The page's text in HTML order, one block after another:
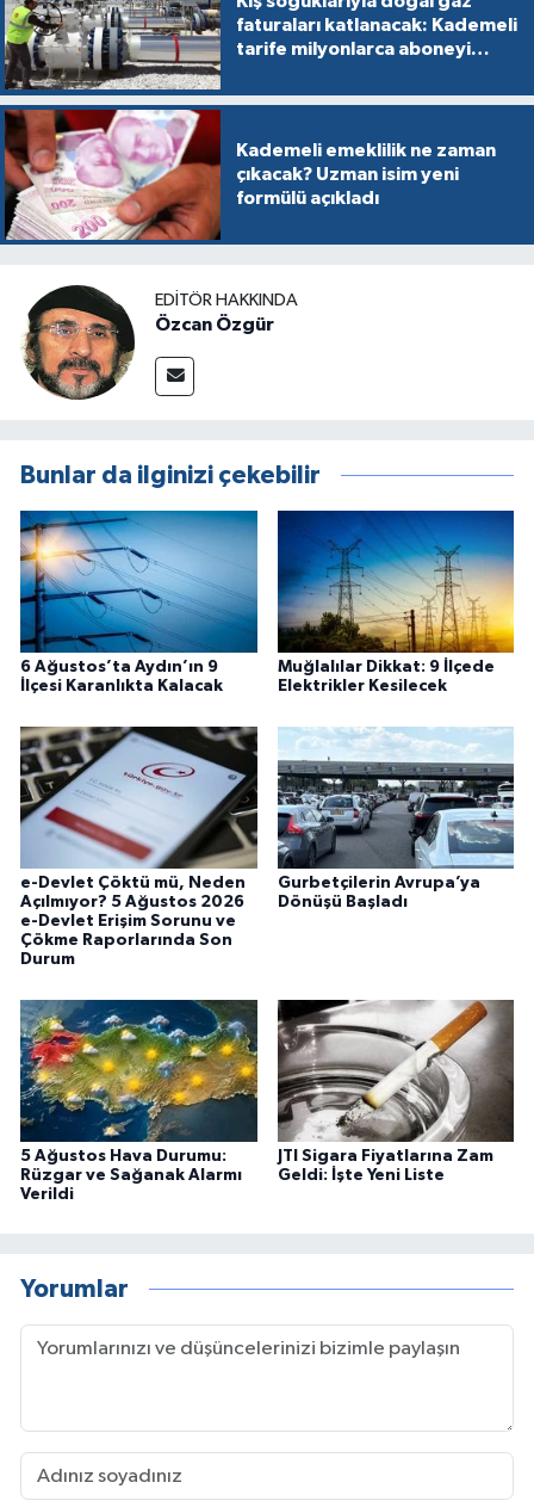
faturaları katlanacak: Kademeli
tarife milyonlarca aboneyi
Kademeli emeklilik ne zaman
çıkacak? Uzman isim yeni
formülü açıkladı
EDITÖR HAKKINDA
Özcan Özgür
Bunlar da ilginizi çekebilir
6 Ağustos’ta Aydın’ın 9
İlçesi Karanlıkta Kalacak
Muğlalılar Dikkat: 9 İlçede
Elektrikler Kesilecek
e-Devlet Çöktü mü, Neden
Açılmıyor? 5 Ağustos 2026
e-Devlet Erişim Sorunu ve
Çökme Raporlarında Son
Durum
Gurbetçilerin Avrupa’ya
Dönüşü Başladı
5 Ağustos Hava Durumu:
Rüzgar ve Sağanak Alarmı
Verildi
JTI Sigara Fiyatlarına Zam
Geldi: İşte Yeni Liste
Yorumlar